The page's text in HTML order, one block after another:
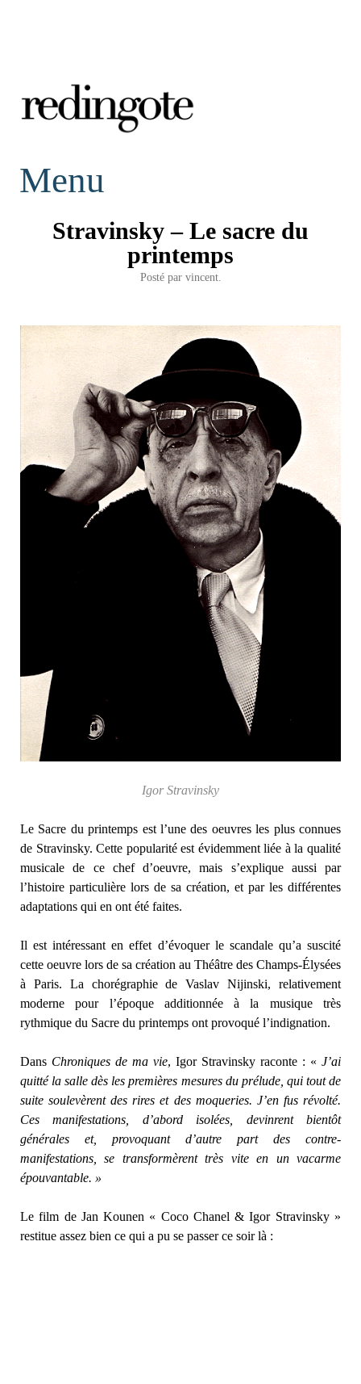
redingote.
Menu
Stravinsky – Le sacre du
printemps
Posté par vincent.
Igor Stravinsky
Le Sacre du printemps est l’une des oeuvres les plus connues
de Stravinsky. Cette popularité est évidemment liée à la qualité
musicale de ce chef d’oeuvre, mais s’explique aussi par
l’histoire particulière lors de sa création, et par les différentes
adaptations qui en ont été faites.
Il est intéressant en effet d’évoquer le scandale qu’a suscité
cette oeuvre lors de sa création au Théâtre des Champs-Élysées
à Paris. La chorégraphie de Vaslav Nijinski, relativement
moderne pour l’époque additionnée à la musique très
rythmique du Sacre du printemps ont provoqué l’indignation.
Dans Chroniques de ma vie, Igor Stravinsky raconte : « J’ai
quitté la salle dès les premières mesures du prélude, qui tout de
suite soulevèrent des rires et des moqueries. J’en fus révolté.
Ces manifestations, d’abord isolées, devinrent bientôt
générales et, provoquant d’autre part des contre-
manifestations, se transformèrent très vite en un vacarme
épouvantable. »
Le film de Jan Kounen « Coco Chanel & Igor Stravinsky »
restitue assez bien ce qui a pu se passer ce soir là :